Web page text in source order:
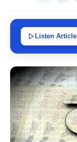
Listen Article